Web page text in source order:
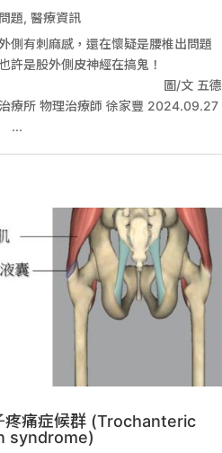
題,醫療資訊
側有刺麻感，還在懷疑是腰椎出問題
許是股外側皮神經在搞鬼！
/文 五德
療所 物理治療師 徐家豐 2024.09.27
...
疼痛症候群 (Trochanteric
syndrome)